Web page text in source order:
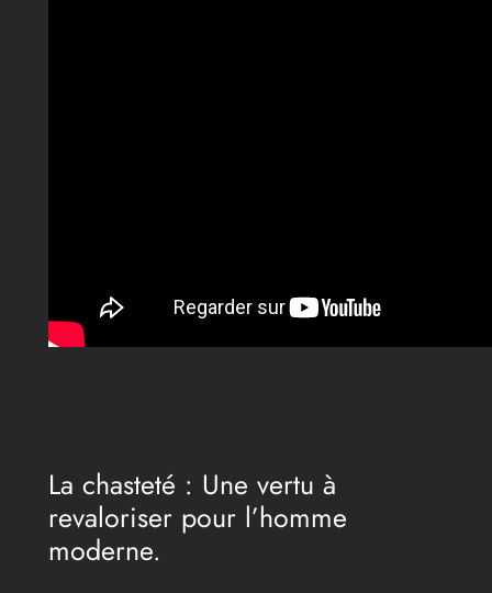
La chasteté : Une vertu à
revaloriser pour l’homme
moderne.